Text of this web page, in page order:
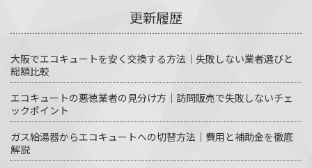
更新履歴
大阪でエコキュートを安く交換する方法｜失敗しない業者選びと
総額比較
エコキュートの悪徳業者の見分け方｜訪問販売で失敗しないチェ
ックポイント
ガス給湯器からエコキュートへの切替方法｜費用と補助金を徹底
解説